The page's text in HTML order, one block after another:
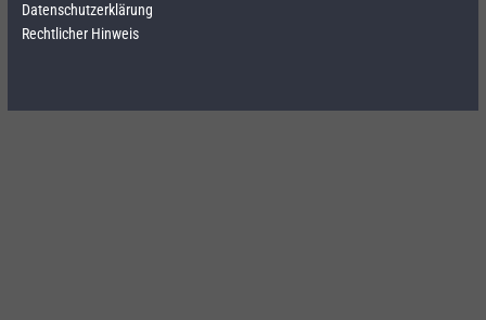
Datenschutzerklärung
Rechtlicher Hinweis